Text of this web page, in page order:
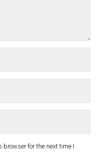
browser for the next time I